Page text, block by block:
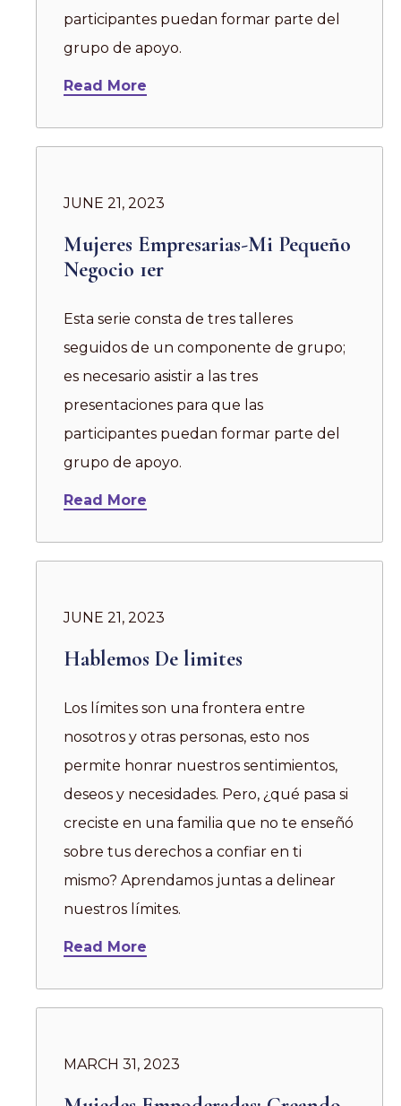
participantes puedan formar parte del
grupo de apoyo.
Read More
JUNE 21, 2023
Mujeres Empresarias-Mi Pequeño
Negocio 1er
Esta serie consta de tres talleres
seguidos de un componente de grupo;
es necesario asistir a las tres
presentaciones para que las
participantes puedan formar parte del
grupo de apoyo.
Read More
JUNE 21, 2023
Hablemos De limites
Los límites son una frontera entre
nosotros y otras personas, esto nos
permite honrar nuestros sentimientos,
deseos y necesidades. Pero, ¿qué pasa si
creciste en una familia que no te enseñó
sobre tus derechos a confiar en ti
mismo? Aprendamos juntas a delinear
nuestros límites.
Read More
MARCH 31, 2023